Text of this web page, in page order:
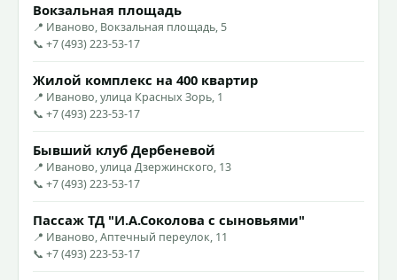
Вокзальная площадь
📍 Иваново, Вокзальная площадь, 5
📞 +7 (493) 223-53-17
Жилой комплекс на 400 квартир
📍 Иваново, улица Красных Зорь, 1
📞 +7 (493) 223-53-17
Бывший клуб Дербеневой
📍 Иваново, улица Дзержинского, 13
📞 +7 (493) 223-53-17
Пассаж ТД "И.А.Соколова с сыновьями"
📍 Иваново, Аптечный переулок, 11
📞 +7 (493) 223-53-17